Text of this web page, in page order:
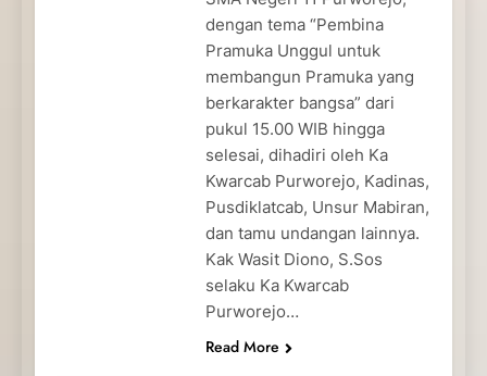
dengan tema “Pembina
Pramuka Unggul untuk
membangun Pramuka yang
berkarakter bangsa” dari
pukul 15.00 WIB hingga
selesai, dihadiri oleh Ka
Kwarcab Purworejo, Kadinas,
Pusdiklatcab, Unsur Mabiran,
dan tamu undangan lainnya.
Kak Wasit Diono, S.Sos
selaku Ka Kwarcab
Purworejo…
Read More